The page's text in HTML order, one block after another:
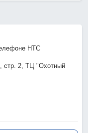
HTC
стр. 2, ТЦ "Охотный